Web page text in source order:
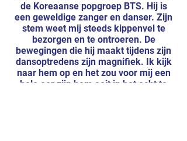
de Koreaanse popgroep BTS. Hij is
een geweldige zanger en danser. Zijn
stem weet mij steeds kippenvel te
bezorgen en te ontroeren. De
bewegingen die hij maakt tijdens zijn
dansoptredens zijn magnifiek. Ik kijk
naar hem op en het zou voor mij een
hele eer zijn hem ooit in het echt te